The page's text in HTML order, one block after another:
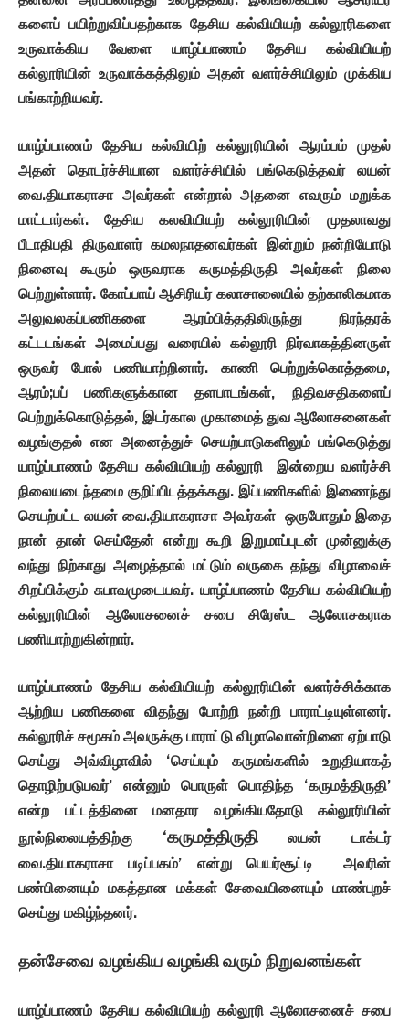
களைப் பயிற்றுவிப்பதற்காக தேசிய கல்வியியற் கல்லூரிகளை
உருவாக்கிய
வேளை யாழ்ப்பாணம் தேசிய
கல்வியியற்
கல்லூரியின் உருவாக்கத்திலும் அதன் வளர்ச்சியிலும் முக்கிய
பங்காற்றியவர்.
யாழ்ப்பாணம் தேசிய கல்வியிற் கல்லூரியின் ஆரம்பம் முதல்
அதன்
தொடர்ச்சியான வளர்ச்சியில் பங்கெடுத்தவர்
லயன்
வை.தியாகராசா அவர்கள் என்றால் அதனை எவரும் மறுக்க
மாட்டார்கள். தேசிய கலவியியற் கல்லூரியின்
முதலாவது
பீடாதிபதி திருவாளர் கமலநாதனவர்கள் இன்றும் நன்றியோடு
நினைவு
கூரும் ஒருவராக கருமத்திருதி அவர்கள்
நிலை
பெற்றுள்ளார். கோப்பாய் ஆசிரியர் கலாசாலையில் தற்காலிகமாக
அலுவலகப்பணிகளை
ஆரம்பித்ததிலிருந்து
நிரந்தரக்
கட்டடங்கள் அமைப்பது வரையில் கல்லூரி நிர்வாகத்தினருள்
ஒருவர்
போல் பணியாற்றினார். காணி பெற்றுக்கொத்தமை,
ஆரம்;பப் பணிகளுக்கான தளபாடங்கள், நிதிவசதிகளைப்
பெற்றுக்கொடுத்தல்,இடர்கால முகாமைத் துவ ஆலோசனைகள்
வழங்குதல் என அனைத்துச் செயற்பாடுகளிலும் பங்கெடுத்து
யாழ்ப்பாணம் தேசிய கல்வியியற் கல்லூரி இன்றைய வளர்ச்சி
நிலையடைந்தமை குறிப்பிடத்தக்கது. இப்பணிகளில் இணைந்து
செயற்பட்ட லயன் வை.தியாகராசா அவர்கள் ஒருபோதும் இதை
நான் தான் செய்தேன் என்று கூறி இறுமாப்புடன் முன்னுக்கு
வந்து நிற்காது அழைத்தால் மட்டும் வருகை தந்து விழாவைச்
சிறப்பிக்கும் சுபாவமுடையவர். யாழ்ப்பாணம் தேசிய கல்வியியற்
கல்லூரியின்
ஆலோசனைச் சபை சிரேஸ்ட
ஆலோசகராக
பணியாற்றுகின்றார்.
யாழ்ப்பாணம் தேசிய கல்வியியற் கல்லூரியின் வளர்ச்சிக்காக
ஆற்றிய பணிகளை விதந்து போற்றி நன்றி பாராட்டியுள்ளனர்.
கல்லூரிச் சமூகம் அவருக்கு பாராட்டு விழாவொன்றினை ஏற்பாடு
செய்து
அவ்விழாவில் ‘செய்யும் கருமங்களில்
உறுதியாகத்
தொழிற்படுபவர்’ என்னும் பொருள் பொதிந்த ‘கருமத்திருதி’
என்ற
பட்டத்தினை மனதார வழங்கியதோடு
கல்லூரியின்
நூல்நிலையத்திற்கு
‘கருமத்திருதி லயன்
டாக்டர்
வை.தியாகராசா படிப்பகம்’ என்று பெயர்சூட்டி
அவரின்
பண்பினையும் மகத்தான மக்கள் சேவையினையும் மாண்புறச்
செய்து மகிழ்ந்தனர்.
தன்சேவை வழங்கிய வழங்கி வரும் நிறுவனங்கள்
யாழ்ப்பாணம் தேசிய கல்வியியற் கல்லூரி ஆலோசனைச் சபை